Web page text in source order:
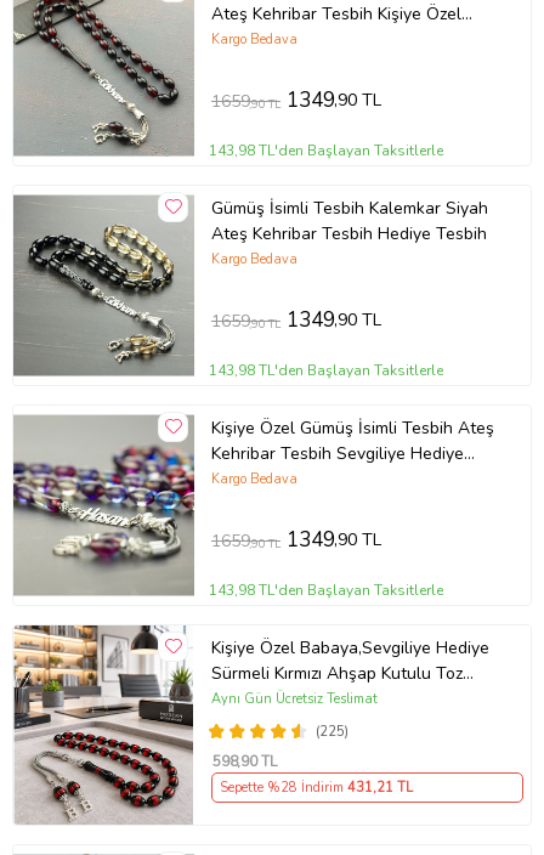
Ateş Kehribar Tesbih Kişiye Özel
Kutulu Hediye
Kargo Bedava
1659,90 TL 1349,90 TL
143,98 TL'den Başlayan Taksitlerle
Gümüş İsimli Tesbih Kalemkar Siyah
Ateş Kehribar Tesbih Hediye Tesbih
Kargo Bedava
1659,90 TL 1349,90 TL
143,98 TL'den Başlayan Taksitlerle
Kişiye Özel Gümüş İsimli Tesbih Ateş
Kehribar Tesbih Sevgiliye Hediye
Tesbih
Kargo Bedava
1659,90 TL 1349,90 TL
143,98 TL'den Başlayan Taksitlerle
Kişiye Özel Babaya,Sevgiliye Hediye
Sürmeli Kırmızı Ahşap Kutulu Toz
Kehribar Tesbih (Kırmızı)
(225)
Aynı Gün Ücretsiz Teslimat
598,90 TL
Sepette %28 İndirim 431,21 TL